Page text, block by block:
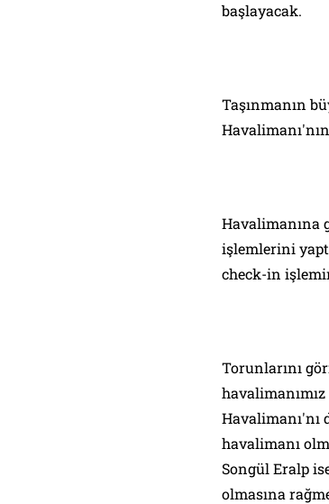
başlayacak.
Taşınmanın
Havalimanına
işlemlerini
check-in
Torunlarını
Havalimanı'nı
havalimanı
Songül Eralp
olmasına